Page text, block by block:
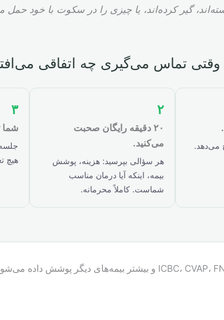
گیر کرده‌اند، یا چیزی را در سکوت با خود حمل
وقتی تماس می‌گیری چه اتفاقی
می‌دهد.
۲
۲۰ دقیقه رایگان صحبت
می‌کنید.
هر سؤالی بپرسید: هزینه، پوشش
بیمه، اینکه آیا درمان مناسب
شماست. کاملاً محرمانه.
۳
شما
هیچ